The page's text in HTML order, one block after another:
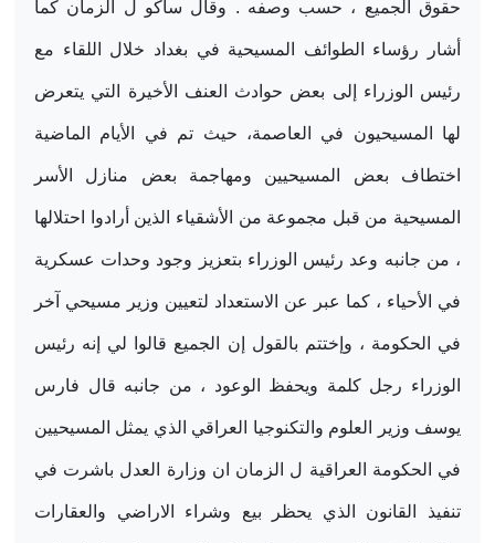
حقوق الجميع ، حسب وصفه . وقال ساكو ل الزمان كما
أشار رؤساء الطوائف المسيحية في بغداد خلال اللقاء مع
رئيس الوزراء إلى بعض حوادث العنف الأخيرة التي يتعرض
لها المسيحيون في العاصمة، حيث تم في الأيام الماضية
اختطاف بعض المسيحيين ومهاجمة بعض منازل الأسر
المسيحية من قبل مجموعة من الأشقياء الذين أرادوا احتلالها
، من جانبه وعد رئيس الوزراء بتعزيز وجود وحدات عسكرية
في الأحياء ، كما عبر عن الاستعداد لتعيين وزير مسيحي آخر
في الحكومة ، وإختتم بالقول إن الجميع قالوا لي إنه رئيس
الوزراء رجل كلمة ويحفظ الوعود ، من جانبه قال فارس
يوسف وزير العلوم والتكنوجيا العراقي الذي يمثل المسيحيين
في الحكومة العراقية ل الزمان ان وزارة العدل باشرت في
تنفيذ القانون الذي يحظر بيع وشراء الاراضي والعقارات